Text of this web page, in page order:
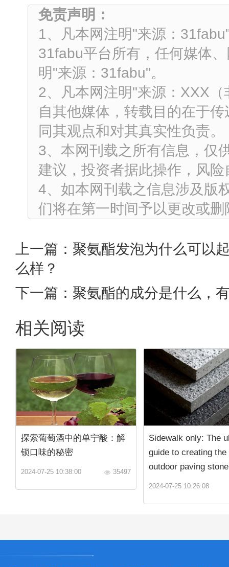
免责声明：
1、凡本网注明"来源：
31fabu平台所有，任何媒体
明"来源：31fabu"。
2、凡本网注明"来源：XXX
自其他媒体，转载目的在于
同其观点和对其真实性负责。
3、本网刊载之所有信息，仅
建议，投资者据此操作，风险
4、如本网刊载之信息涉及版
们将在第一时间予以更改或删
上一篇： 聚氨酯发泡为什么可以
么样？
下一篇： 聚氨酯的成分是什么，
相关阅读
探索葡萄酒中的单宁酸：解
锁口味的秘密
2024-07-25 10:38:00 35497
Sidewalk only: The
guide to creating the
outdoor paving stone
2024-07-25 10:26:08